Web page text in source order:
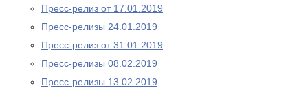
Пресс-релиз от 17.01.2019
Пресс-релизы 24.01.2019
Пресс-релиз от 31.01.2019
Пресс-релизы 08.02.2019
Пресс-релизы 13.02.2019